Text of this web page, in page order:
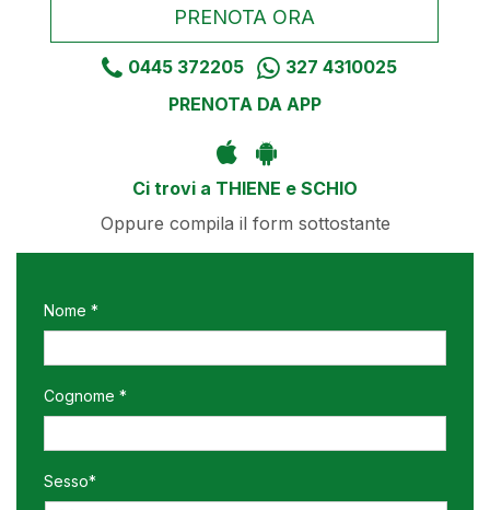
PRENOTA ORA
0445 372205
327 4310025
PRENOTA DA APP
Ci trovi a THIENE e SCHIO
Oppure compila il form sottostante
Nome *
Cognome *
Sesso*